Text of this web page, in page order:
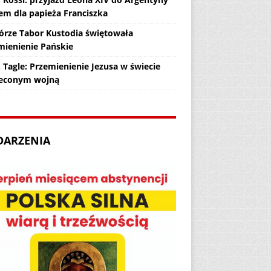
dla papieża Franciszka
Tabor Kustodia świętowała
Pańskie
Tagle: Przemienienie Jezusa w świecie
wojną